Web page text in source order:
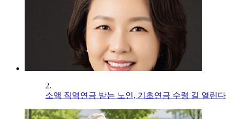
2.
소액 직역연금 받는 노인, 기초연금 수령 길 열린다